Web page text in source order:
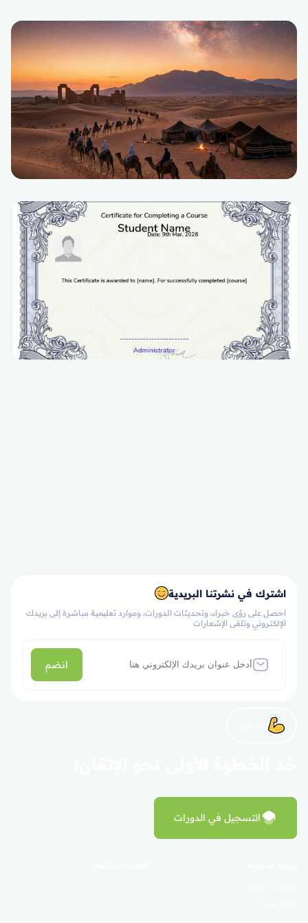
اشترك في نشرتنا البريدية
احصل على رؤى خبراء، وتحديثات الدورات، وموارد تعليمية مباشرة إلى بريدك
الإلكتروني وتلقى الإشعارات
انضم
لنبدأ الآن!
التسجيل في الدورات